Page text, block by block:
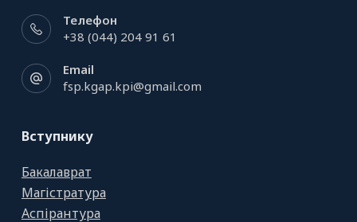
Телефон
+38 (044) 204 91 61
Email
fsp.kgap.kpi@gmail.com
Вступнику
Бакалаврат
Магістратура
Аспірантура